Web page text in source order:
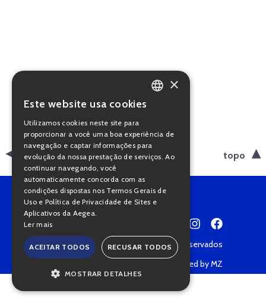
voltar topo
Copyright © 2022 • Todos os direitos reservados
Powered by MZ
PORTUGUESE
×
Este website usa cookies
Utilizamos cookies neste site para
proporcionar a você uma boa experiência de
navegação e captar informações para
evolução da nossa prestação de serviços. Ao
continuar navegando, você
automaticamente concorda com as
condições dispostas nos Termos Gerais de
Uso e Política de Privacidade de Sites e
Aplicativos da Aegea.
Ler mais
ACEITAR TODOS RECUSAR TODOS
MOSTRAR DETALHES